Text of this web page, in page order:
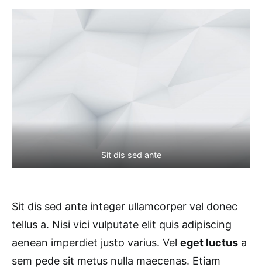
Sit dis sed ante
Sit dis sed ante integer ullamcorper vel donec
tellus a. Nisi vici vulputate elit quis adipiscing
aenean imperdiet justo varius. Vel eget luctus a
sem pede sit metus nulla maecenas. Etiam